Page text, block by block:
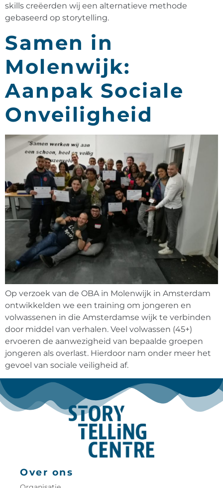
skills creëerden wij een alternatieve methode
gebaseerd op storytelling.
Samen in
Molenwijk:
Aanpak Sociale
Onveiligheid
Op verzoek van de OBA in Molenwijk in Amsterdam
ontwikkelden we een training om jongeren en
volwassenen in die Amsterdamse wijk te verbinden
door middel van verhalen. Veel volwassen (45+)
ervoeren de aanwezigheid van bepaalde groepen
jongeren als overlast. Hierdoor nam onder meer het
gevoel van sociale veiligheid af.
Over ons